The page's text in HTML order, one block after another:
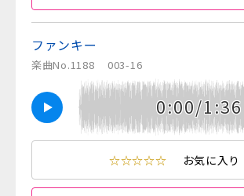
ファンキー
楽曲No.1188 003-16
0:00/1:36
☆☆☆☆☆ お気に入り